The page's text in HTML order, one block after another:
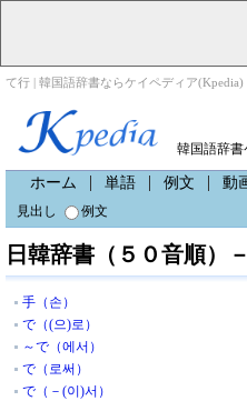
て行 | 韓国語辞書ならケイペディア(Kpedia)
韓国語辞書
ホーム 単語 例文 動
見出し 例文
日韓辞書（５０音順）
手（손）
で（(으)로）
～で（에서）
で（로써）
で（－(이)서）